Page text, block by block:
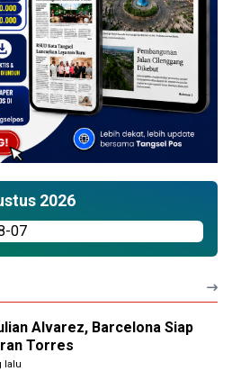
2026
Alvarez, Barcelona Siap
Torres
lalu